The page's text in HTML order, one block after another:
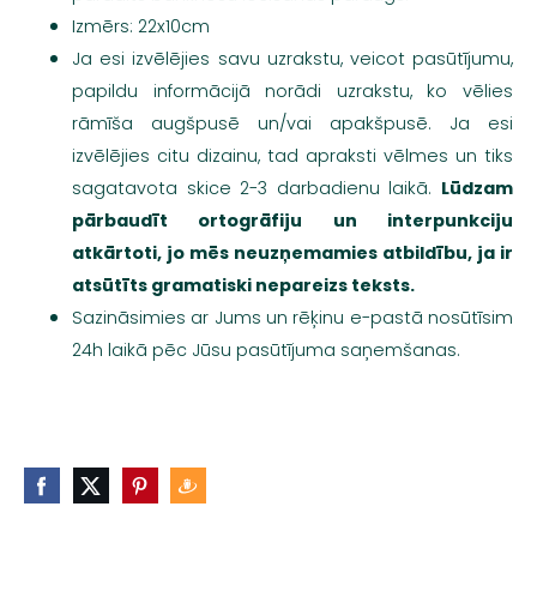
Izmērs: 22x10cm
Ja esi izvēlējies savu uzrakstu, veicot pasūtījumu,
papildu informācijā norādi uzrakstu, ko vēlies
rāmīša augšpusē un/vai apakšpusē. Ja esi
izvēlējies citu dizainu, tad apraksti vēlmes un tiks
sagatavota skice 2-3 darbadienu laikā. Lūdzam
pārbaudīt ortogrāfiju un interpunkciju
atkārtoti, jo mēs neuzņemamies atbildību, ja ir
atsūtīts gramatiski nepareizs teksts.
Sazināsimies ar Jums un rēķinu e-pastā nosūtīsim
24h laikā pēc Jūsu pasūtījuma saņemšanas.